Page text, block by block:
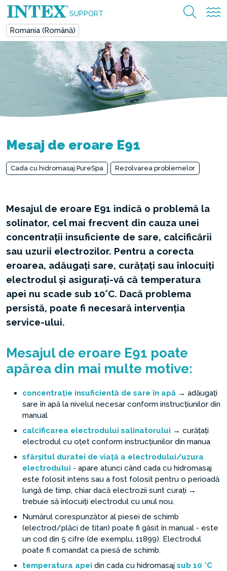
SUPPORT
Romania (Română)
Mesaj de eroare E91
Cada cu hidromasaj PureSpa Rezolvarea problemelor
Mesajul de eroare E91 indică o problemă la
solinator, cel mai frecvent din cauza unei
concentrații insuficiente de sare, calcificării
sau uzurii electrozilor. Pentru a corecta
eroarea, adăugați sare, curățați sau înlocuiți
electrodul și asigurați-vă că temperatura
apei nu scade sub 10°C. Dacă problema
persistă, poate fi necesară intervenția
service-ului.
Mesajul de eroare E91 poate
apărea din mai multe motive:
concentrație insuficientă de sare în apă → adăugați
sare în apă la nivelul necesar conform instrucțiunilor din
manual
calcificarea electrodului salinatorului → curățați
electrodul cu oțet conform instrucțiunilor din manua
sfârșitul duratei de viață a electrodului/uzura
electrodului - apare atunci când cada cu hidromasaj
este folosit intens sau a fost folosit pentru o perioadă
lungă de timp, chiar dacă electrozii sunt curați →
trebuie să înlocuiți electrodul cu unul nou.
Numărul corespunzător al piesei de schimb
(electrod/plăci de titan) poate fi găsit în manual - este
un cod din 5 cifre (de exemplu, 11899). Electrodul
poate fi comandat ca piesă de schimb.
temperatura apei din cada cu hidromasaj sub 10 °C